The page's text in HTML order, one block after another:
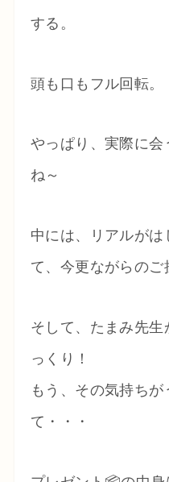
する。
頭も口もフル回転。
やっぱり、実際に会
ね～
中には、リアルが
て、今更ながらのご
そして、たまみ先
っくり！
もう、その気持ちが
て・・・